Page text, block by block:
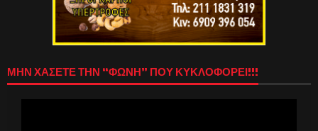
ΜΗΝ ΧΑΣΕΤΕ ΤΗΝ “ΦΩΝΗ” ΠΟΥ ΚΥΚΛΟΦΟΡΕΙ!!!